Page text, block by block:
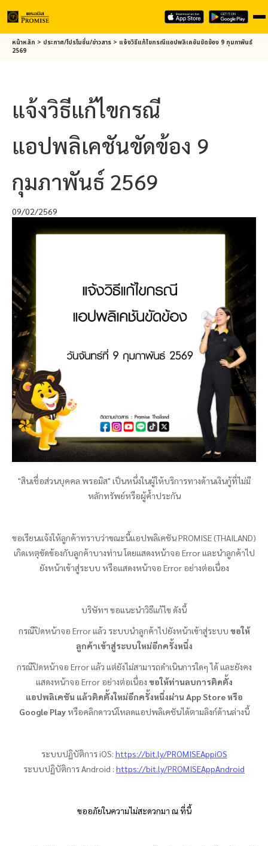
Skipหน้าหลัก > ประกาศ/โปรโมชั่น/ข่าวสาร > แจ้งวิธีแก้ไขกรณีแอปพลิเคชันขัดข้อง 9 กุมภาพันธ์
2569
แจ้งวิธีแก้ไขกรณี
แอปพลิเคชันขัดข้อง 9
กุมภาพันธ์ 2569
09/02/2569
"สินเชื่อส่วนบุคคล พรอมิส" เป็นหนึ่งในผู้ให้บริการทางด้านเงินกู้ที่ไม่มี
หลักทรัพย์หรือผู้ค้ำประกัน
ขอเรียนแจ้งให้ลูกค้าทราบว่าขณะนี้แอปพลิเคชัน PROMISE (THAILAND)
เกิดเหตุขัดข้องกับลูกค้าบางท่าน โดยแสดงหน้าจอ Error และนำลูกค้าไป
ยังหน้าเข้าสู่ระบบ หรือแสดงหน้าจอ Error อย่างต่อเนื่อง
บริษัทฯ ขอแนะนำวิธีแก้ไข ดังนี้
กรณีปิดหน้าจอ Error แล้ว ระบบนำลูกค้าไปยังหน้าเข้าสู่ระบบ ขอให้
ลูกค้าเข้าสู่ระบบใหม่อีกครั้งหนึ่ง
กรณีปิดหน้าจอ Error แล้ว แต่ยังไม่สามารถดำเนินการใดๆ ได้ และยังคง
แสดงหน้าจอ Error อย่างต่อเนื่อง ขอให้ท่านลบการติดตั้ง
แอปพลิเคชัน แล้วติดตั้งใหม่อีกครั้งหนึ่งผ่าน App Store หรือ
Google Playหรือคลิกดาวน์โหลดแอปพลิเคชันได้ตามลิงก์ด้านล่างนี้
ระบบปฏิบัติการ iOS: https://bit.ly/PROMISEAppiOS
ระบบปฏิบัติการ Android : https://bit.ly/PROMISEAppAndroid
ขออภัยในความไม่สะดวกมา ณ ที่นี้